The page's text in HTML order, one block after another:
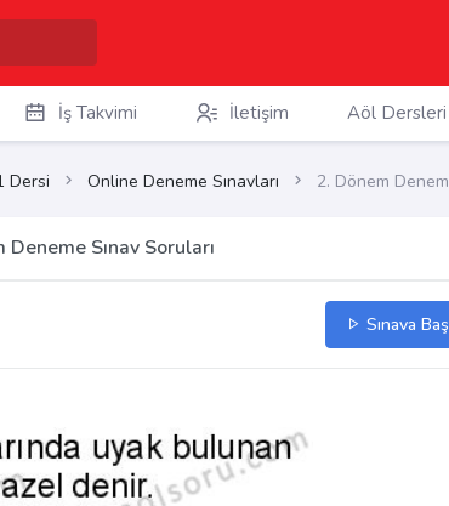
İş Takvimi İletişim Aöl Dersleri
Dersi Online Deneme Sınavları 2. Dönem
Sınav Soruları
Sınava